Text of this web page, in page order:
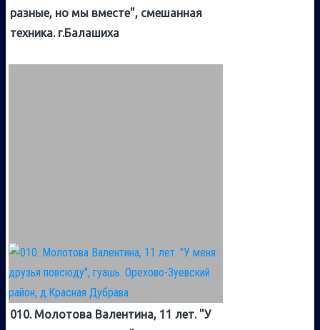
разные, но мы вместе", смешанная
техника. г.Балашиха
010. Молотова Валентина, 11 лет. "У